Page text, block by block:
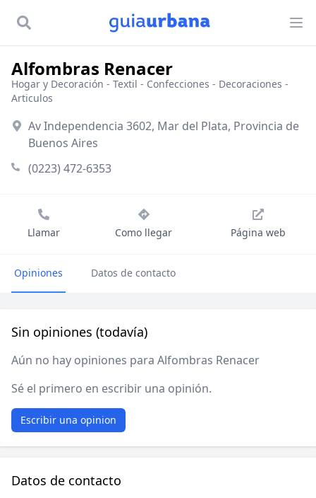
Alfombras Renacer
Hogar y Decoración - Textil - Confecciones - Decoraciones -
Articulos
Av Independencia 3602, Mar del Plata, Provincia de
Buenos Aires
(0223) 472-6353
Llamar Como llegar Página web
Opiniones Datos de contacto
Sin opiniones (todavía)
Aún no hay opiniones para Alfombras Renacer
Sé el primero en escribir una opinión.
Escribir una opinion
Datos de contacto